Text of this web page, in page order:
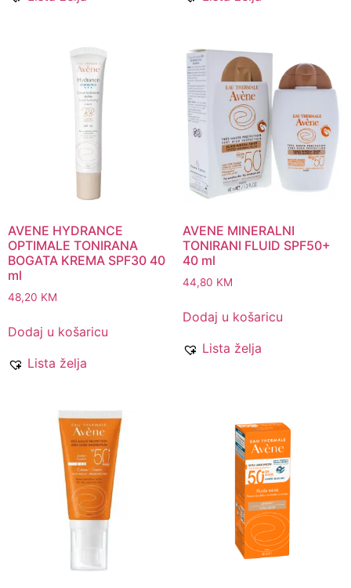
AVENE HYDRANCE
OPTIMALE TONIRANA
BOGATA KREMA SPF30 40
ml
48,20 KM
Dodaj u košaricu
Lista želja
AVENE MINERALNI
TONIRANI FLUID SPF50+
40 ml
44,80 KM
Dodaj u košaricu
Lista želja